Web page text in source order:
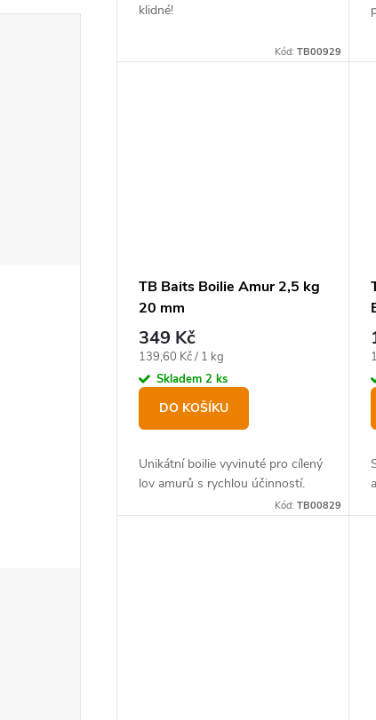
klidné!
Kód: TB00929
TB Baits Boilie Amur 2,5 kg
20 mm
349 Kč
Měrná
cena:
139,60 Kč / 1 kg
Skladem 2 ks
DO KOŠÍKU
Unikátní boilie vyvinuté pro cílený
lov amurů s rychlou účinností.
Kód: TB00829